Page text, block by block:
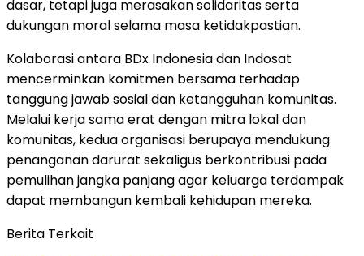
dasar, tetapi juga merasakan solidaritas serta
dukungan moral selama masa ketidakpastian.
Kolaborasi antara BDx Indonesia dan Indosat
mencerminkan komitmen bersama terhadap
tanggung jawab sosial dan ketangguhan komunitas.
Melalui kerja sama erat dengan mitra lokal dan
komunitas, kedua organisasi berupaya mendukung
penanganan darurat sekaligus berkontribusi pada
pemulihan jangka panjang agar keluarga terdampak
dapat membangun kembali kehidupan mereka.
Berita Terkait